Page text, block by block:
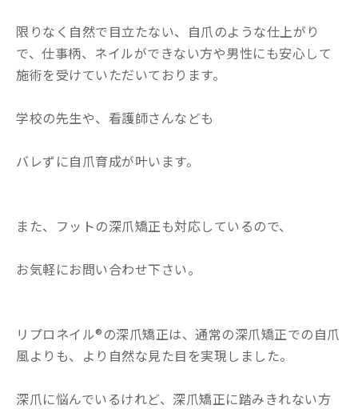
限りなく自然で目立たない、自爪のような仕上がり
で、仕事柄、ネイルができない方や男性にも安心して
施術を受けていただいております。
学校の先生や、看護師さんなども
バレずに自爪育成が叶います。
また、フットの深爪矯正も対応しているので、
お気軽にお問い合わせ下さい。
リプロネイル®の深爪矯正は、通常の深爪矯正での自爪
風よりも、より自然な見た目を実現しました。
深爪に悩んでいるけれど、深爪矯正に踏みきれない方